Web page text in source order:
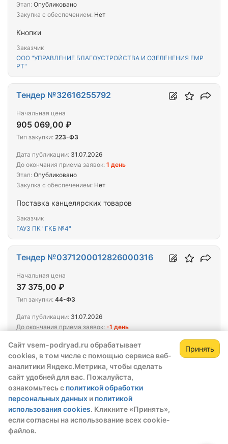
Сайт vsem-podryad.ru обрабатывает
cookies, в том числе с помощью сервиса веб-
аналитики Яндекс.Метрика, чтобы сделать
сайт удобней для вас. Пожалуйста,
ознакомьтесь с политикой обработки
персональных данных и политикой
использования cookies. Кликните «Принять»,
если согласны на использование всех cookie-
файлов.
Принять
Кнопки
Заказчик
ООО "УПРАВЛЕНИЕ БЛАГОУСТРОЙСТВА И ОЗЕЛЕНЕНИЯ ЕМР
РТ"
Этап: Опубликовано
Закупка с обеспечением: Нет
Поставка канцелярских товаров
Заказчик
ГАУЗ ПК "ГКБ №4"
Тендер №32616255792
Начальная цена
905 069,00 ₽
Тип закупки: 223-ФЗ
Дата публикации: 31.07.2026
До окончания приема заявок: 1 день
Этап: Опубликовано
Закупка с обеспечением: Нет
Поставка строительных материалов для ГБУЗ ЯО
«ОКБ»
Заказчик
ГБУЗ ЯО "ОКБ"
Тендер №0371200012826000316
Начальная цена
37 375,00 ₽
Тип закупки: 44-ФЗ
Дата публикации: 31.07.2026
До окончания приема заявок: -1 день
Закупка с обеспечением:Контракта
Тендер №32616253700